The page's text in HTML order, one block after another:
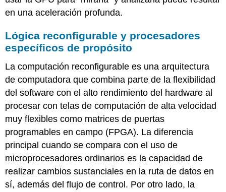
en una aceleración profunda.
Lógica reconfigurable y procesadores
específicos de propósito
La computación reconfigurable es una arquitectura
de computadora que combina parte de la flexibilidad
del software con el alto rendimiento del hardware al
procesar con telas de computación de alta velocidad
muy flexibles como matrices de puertas
programables en campo (FPGA). La diferencia
principal cuando se compara con el uso de
microprocesadores ordinarios es la capacidad de
realizar cambios sustanciales en la ruta de datos en
sí, además del flujo de control. Por otro lado, la